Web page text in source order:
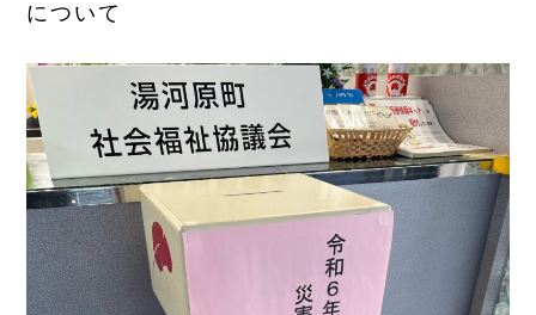
について